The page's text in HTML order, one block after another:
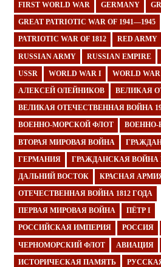
FIRST WORLD WAR GERMANY
GREAT PATRIOTIC WAR OF 1941—1945
PATRIOTIC WAR OF 1812 RED ARMY
RUSSIAN ARMY RUSSIAN EMPIRE
USSR WORLD WAR I WORLD
АЛЕКСЕЙ ОЛЕЙНИКОВ ВЕЛИКАЯ
ВЕЛИКАЯ ОТЕЧЕСТВЕННАЯ ВОЙНА
ВОЕННО-МОРСКОЙ ФЛОТ
ВТОРАЯ МИРОВАЯ ВОЙНА
ГЕРМАНИЯ ГРАЖДАНСКАЯ ВОЙНА
ДАЛЬНИЙ ВОСТОК КРАСНАЯ
ОТЕЧЕСТВЕННАЯ ВОЙНА 1812 ГОДА
ПЕРВАЯ МИРОВАЯ ВОЙНА ПЁТР I
РОССИЙСКАЯ ИМПЕРИЯ РОССИЯ
ЧЕРНОМОРСКИЙ ФЛОТ АВИАЦИЯ
ИСТОРИЧЕСКАЯ ПАМЯТЬ